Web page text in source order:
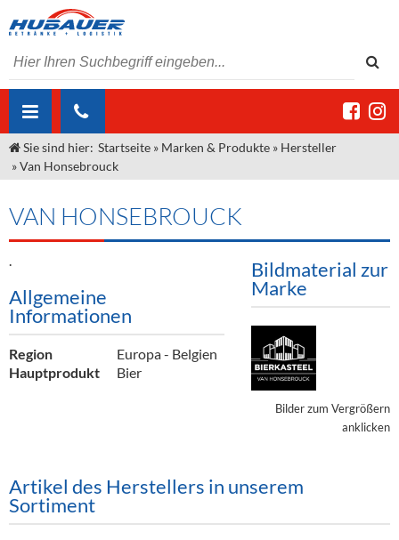
ÜBER UNS
Unser Liefergebiet
Kontakt
Angebote Gastronomie & Großhandel
Großhandel
Innovation - Die Neue Art des Bierzapfens
"DroughtMaster"
Neuigkeiten
Termine
MARKEN & PRODUKTE
Sirup
Spirituosen
Bier
Kaffee
Barzubehör
Kommisionskauf & Lieferbedingungen
Fremddienstleistungen
Sie sind hier: Startseite » Marken & Produkte » Hersteller
»Van Honsebrouck
VAN HONSEBROUCK
.
Allgemeine
Informationen
Region
Europa - Belgien
Hauptprodukt
Bier
Bildmaterial zur
Marke
Bilder zum Vergrößern
anklicken
Artikel des Herstellers in unserem
Sortiment